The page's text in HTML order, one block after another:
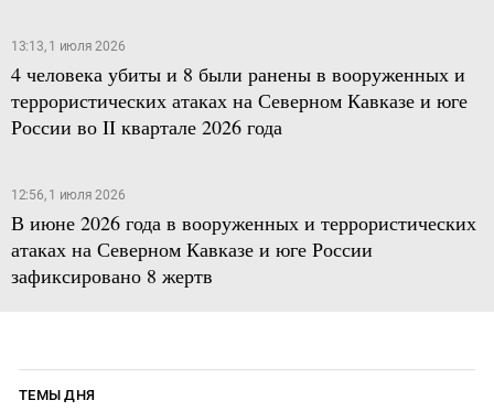
13:13, 1 июля 2026
4 человека убиты и 8 были ранены в вооруженных и
террористических атаках на Северном Кавказе и юге
России во II квартале 2026 года
12:56, 1 июля 2026
В июне 2026 года в вооруженных и террористических
атаках на Северном Кавказе и юге России
зафиксировано 8 жертв
ТЕМЫ ДНЯ